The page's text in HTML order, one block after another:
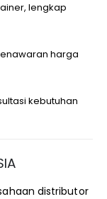
lengkap
harga
kebutuhan
distributor